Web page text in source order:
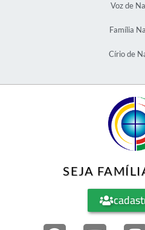
Voz de
Família
Círio de
SEJA